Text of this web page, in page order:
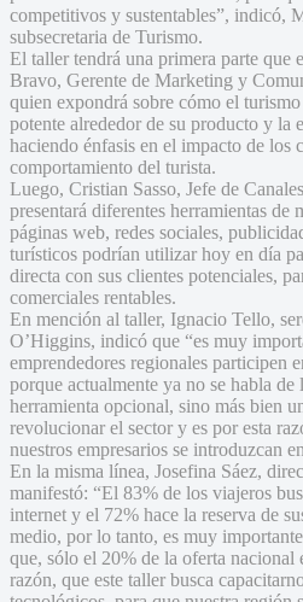
competitivos y sustentables”, indicó,
subsecretaria de Turismo.
El taller tendrá una primera parte que
Bravo, Gerente de Marketing y
quien expondrá sobre cómo el
potente alrededor de su producto y la
haciendo énfasis en el impacto de los
comportamiento del turista.
Luego, Cristian Sasso, Jefe de
presentará diferentes herramientas
páginas web, redes sociales,
turísticos podrían utilizar hoy en día
directa con sus clientes potenciales,
comerciales rentables.
En mención al taller, Ignacio Tello,
O’Higgins, indicó que “es muy
emprendedores regionales participen
porque actualmente ya no se habla
herramienta opcional, sino más bien
revolucionar el sector y es por esta
nuestros empresarios se introduzcan
En la misma línea, Josefina Sáez,
manifestó: “El 83% de los viajeros
internet y el 72% hace la reserva de
medio, por lo tanto, es muy
que, sólo el 20% de la oferta nacional
razón, que este taller busca